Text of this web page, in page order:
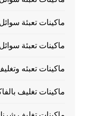
ماكينات تعبئة
ماكينات تعبئة
ماكينات تعبئه
ماكينات تغليف